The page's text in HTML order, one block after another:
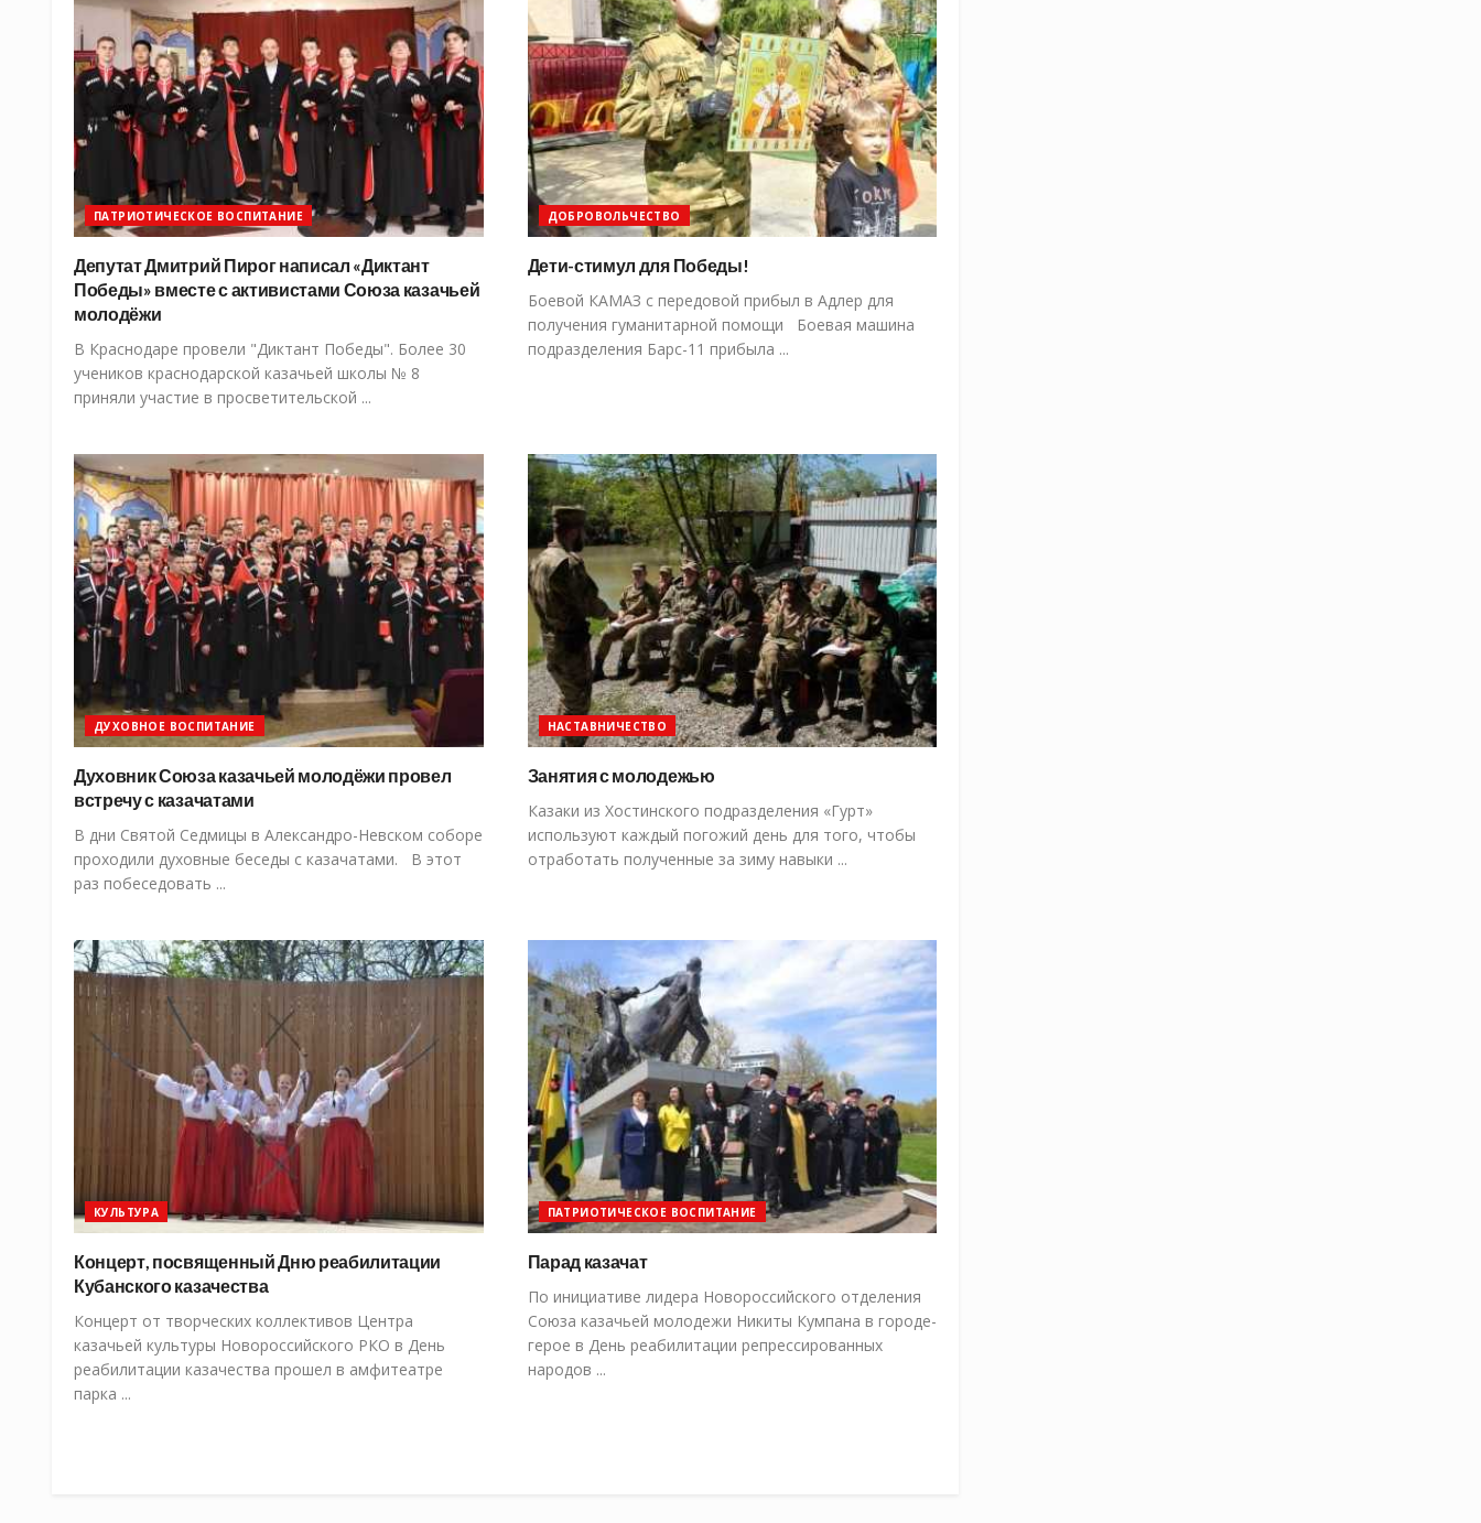
ПАТРИОТИЧЕСКОЕ ВОСПИТАНИЕ
Депутат Дмитрий Пирог написал «Диктант
Победы» вместе с активистами Союза казачьей
молодёжи
В Краснодаре провели "Диктант Победы". Более 30
учеников краснодарской казачьей школы № 8
приняли участие в просветительской ...
ДОБРОВОЛЬЧЕСТВО
Дети-стимул для Победы!
Боевой КАМАЗ с передовой прибыл в Адлер для
получения гуманитарной помощи Боевая машина
подразделения Барс-11 прибыла ...
ДУХОВНОЕ ВОСПИТАНИЕ
Духовник Союза казачьей молодёжи провел
встречу с казачатами
В дни Святой Седмицы в Александро-Невском соборе
проходили духовные беседы с казачатами. В этот
раз побеседовать ...
НАСТАВНИЧЕСТВО
Занятия с молодежью
Казаки из Хостинского подразделения «Гурт»
используют каждый погожий день для того, чтобы
отработать полученные за зиму навыки ...
КУЛЬТУРА
Концерт, посвященный Дню реабилитации
Кубанского казачества
Концерт от творческих коллективов Центра
казачьей культуры Новороссийского РКО в День
реабилитации казачества прошел в амфитеатре
парка ...
ПАТРИОТИЧЕСКОЕ ВОСПИТАНИЕ
Парад казачат
По инициативе лидера Новороссийского отделения
Союза казачьей молодежи Никиты Кумпана в городе-
герое в День реабилитации репрессированных
народов ...